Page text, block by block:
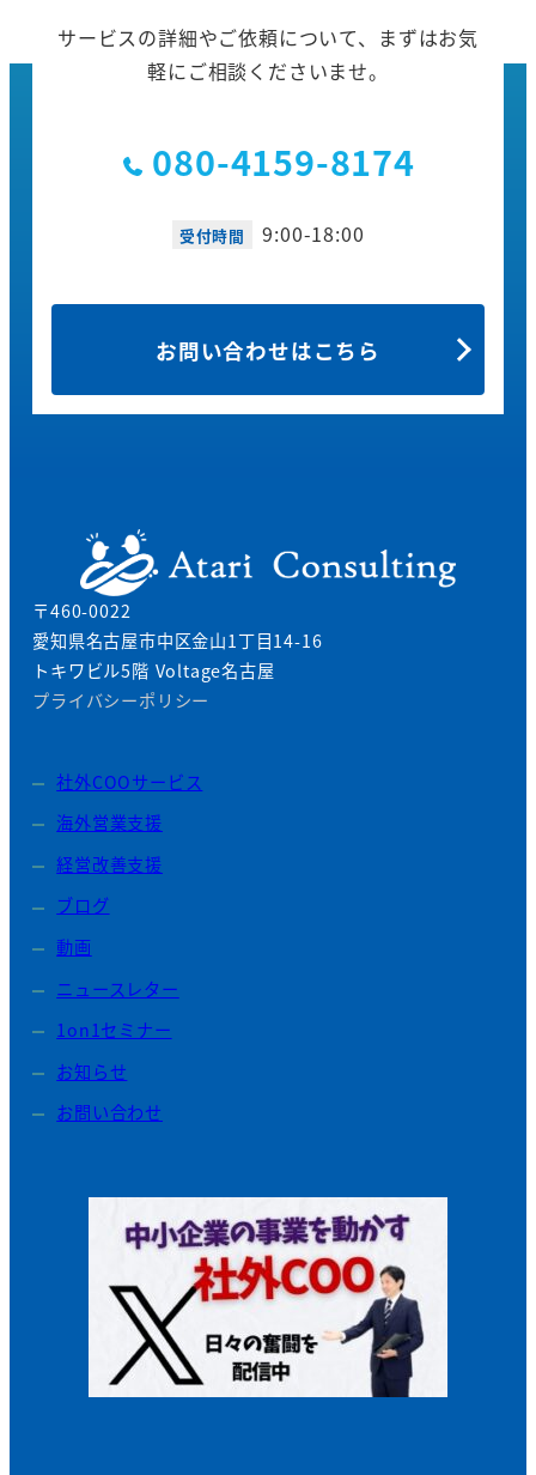
サービスの詳細やご依頼について、
まずはお気
軽にご相談くださいませ。
080-4159-8174
受付時間 9:00-18:00
お問い合わせはこちら
〒460-0022
愛知県名古屋市中区金山1丁目14-16
トキワビル5階 Voltage名古屋
プライバシーポリシー
社外COOサービス
海外営業支援
経営改善支援
ブログ
動画
ニュースレター
1on1セミナー
お知らせ
お問い合わせ